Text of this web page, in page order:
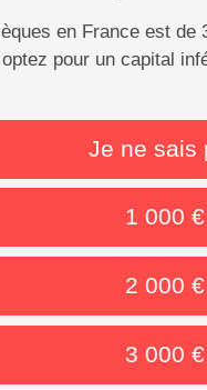
en France est
pour un capital
Je ne sais
1 000 €
2 000 €
3 000 €